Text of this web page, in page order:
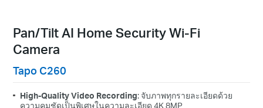
Pan/Tilt AI Home Security Wi-Fi
Camera
Tapo C260
High-Quality Video Recording: จับภาพทุกรายละเอียดด้วย
ความคมชัดเป็นพิเศษในความละเอียด 4K 8MP